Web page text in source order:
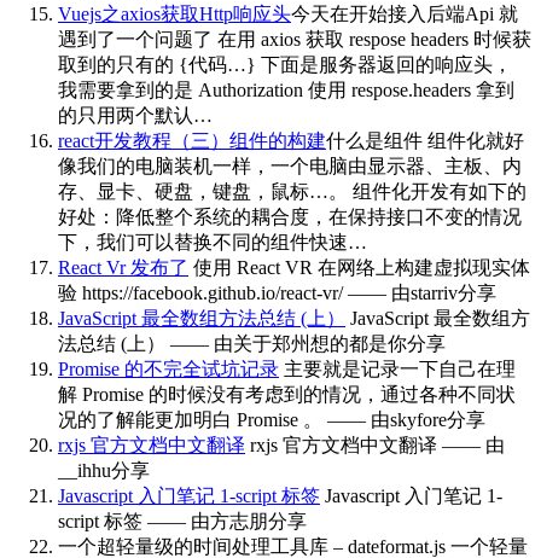
Vuejs之axios获取Http响应头今天在开始接入后端Api 就
遇到了一个问题了 在用 axios 获取 respose headers 时候获
取到的只有的 {代码…} 下面是服务器返回的响应头，
我需要拿到的是 Authorization 使用 respose.headers 拿到
的只用两个默认…
react开发教程（三）组件的构建什么是组件 组件化就好
像我们的电脑装机一样，一个电脑由显示器、主板、内
存、显卡、硬盘，键盘，鼠标…。 组件化开发有如下的
好处：降低整个系统的耦合度，在保持接口不变的情况
下，我们可以替换不同的组件快速…
React Vr 发布了 使用 React VR 在网络上构建虚拟现实体
验 https://facebook.github.io/react-vr/ —— 由starriv分享
JavaScript 最全数组方法总结 (上）
JavaScript 最全数组方
法总结 (上） —— 由关于郑州想的都是你分享
Promise 的不完全试坑记录 主要就是记录一下自己在理
解 Promise 的时候没有考虑到的情况，通过各种不同状
况的了解能更加明白 Promise 。 —— 由skyfore分享
rxjs 官方文档中文翻译 rxjs 官方文档中文翻译 —— 由
__ihhu分享
Javascript 入门笔记 1-script 标签 Javascript 入门笔记 1-
script 标签 —— 由方志朋分享
一个超轻量级的时间处理工具库 – dateformat.js 一个轻量